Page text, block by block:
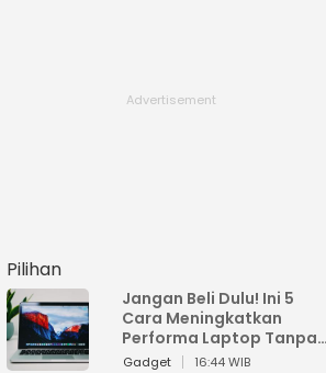
Pilihan
Jangan Beli Dulu! Ini 5
Cara Meningkatkan
Performa Laptop Tanpa
Harus Beli Baru
Gadget 16:44 WIB